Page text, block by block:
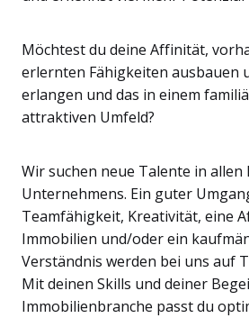
Möchtest du deine Affinität,
erlernten Fähigkeiten ausbauen
erlangen und das in einem
attraktiven Umfeld?
Wir suchen neue Talente in allen
Unternehmens. Ein guter
Teamfähigkeit, Kreativität, eine
Immobilien und/oder ein
Verständnis werden bei uns auf
Mit deinen Skills und deiner
Immobilienbranche passt du